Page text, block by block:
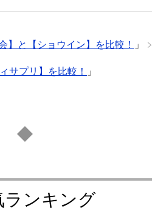
会】と【ショウイン】を比較！ 」
サプリ】を比較！ 」
ランキング